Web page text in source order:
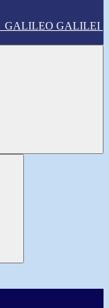
GALILEO GALILEI